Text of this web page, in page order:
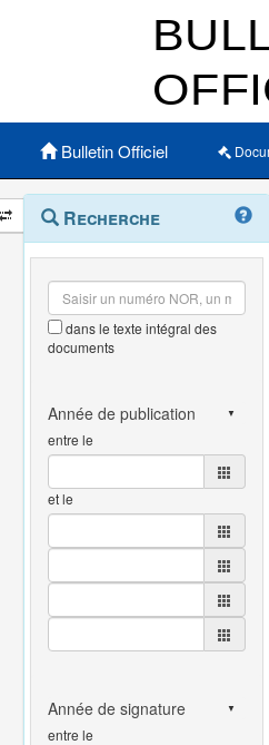
Bulletin Officiel
Navigation
et
outils
annexes
Menu
contextuel
Recherche
dans le texte intégral des
documents
entre le
et le
entre le